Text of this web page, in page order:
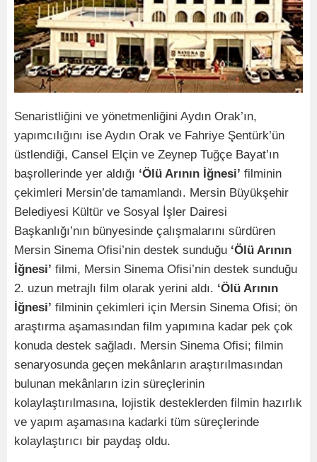
Senaristliğini ve yönetmenliğini Aydın Orak’ın,
yapımcılığını ise Aydın Orak ve Fahriye Şentürk’ün
üstlendiği, Cansel Elçin ve Zeynep Tuğçe Bayat’ın
başrollerinde yer aldığı ‘Ölü Arının İğnesi’ filminin
çekimleri Mersin’de tamamlandı. Mersin Büyükşehir
Belediyesi Kültür ve Sosyal İşler Dairesi
Başkanlığı’nın bünyesinde çalışmalarını sürdüren
Mersin Sinema Ofisi’nin destek sunduğu ‘Ölü Arının
İğnesi’ filmi, Mersin Sinema Ofisi’nin destek sunduğu
2. uzun metrajlı film olarak yerini aldı. ‘Ölü Arının
İğnesi’ filminin çekimleri için Mersin Sinema Ofisi; ön
araştırma aşamasından film yapımına kadar pek çok
konuda destek sağladı. Mersin Sinema Ofisi; filmin
senaryosunda geçen mekânların araştırılmasından
bulunan mekânların izin süreçlerinin
kolaylaştırılmasına, lojistik desteklerden filmin hazırlık
ve yapım aşamasına kadarki tüm süreçlerinde
kolaylaştırıcı bir paydaş oldu.